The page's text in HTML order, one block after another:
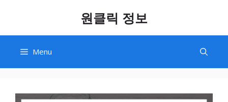
content
원클릭 정보
Menu